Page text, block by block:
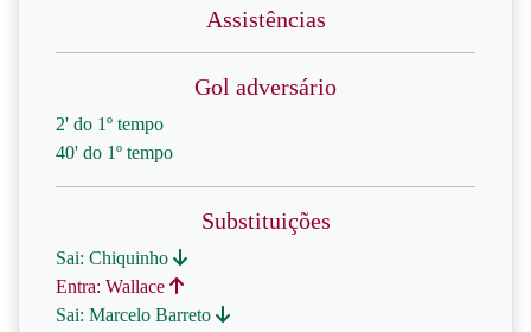
Assistências
Gol adversário
2' do 1º tempo
40' do 1º tempo
Substituições
Sai: Chiquinho
Entra: Wallace
Sai: Marcelo Barreto